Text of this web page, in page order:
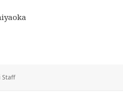
Staff